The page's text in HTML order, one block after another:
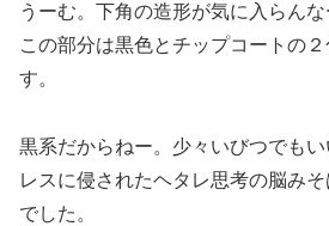
うーむ。下角の造形が気に入らんな
この部分は黒色とチップコートの
す。
黒系だからねー。少々いびつでも
レスに侵されたヘタレ思考の脳み
でした。